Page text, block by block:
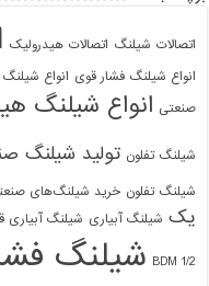
اتصالات شیلنگ اتصالات هیدرولیک
انواع شیلنگ فشار قوی انواع
صنعتی انواع شیلنگ
شیلنگ تفلون تولید شیلنگ
شیلنگ تفلون خرید شیلنگ‌های
یک شیلنگ آبیاری شیلنگ آبیاری
1/2 BDM شیلنگ